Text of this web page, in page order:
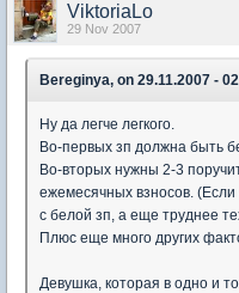
ViktoriaLo
29 Nov 2007
Bereginya, on 29.11.2007 -
Ну да легче легкого.
Во-первых зп должна быть
Во-вторых нужны 2-3
ежемесячных взносов.
с белой зп, а еще труднее
Плюс еще много других
Девушка, которая в одно и